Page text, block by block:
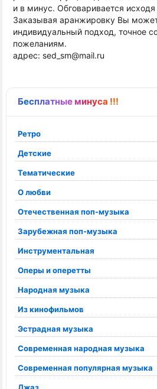
Бесплатные минуса !!!
Ретро
Детские
Тематические
О любви
Отечественная поп-музыка
Зарубежная поп-музыка
Инструментальная
Оперы и оперетты
Народная музыка
Из кинофильмов
Эстрадная музыка
Современная народная музыка
Современная популярная музыка
и в минус. Обговаривается исходя
Заказывая аранжировку Вы
индивидуальный подход, точное
пожеланиям.
адрес: sed_sm@mail.ru